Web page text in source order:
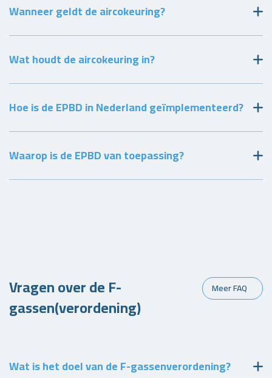
Wanneer geldt de aircokeuring?
Wat houdt de aircokeuring in?
Hoe is de EPBD in Nederland geïmplementeerd?
Waarop is de EPBD van toepassing?
Vragen over de F-
gassen(verordening)
Meer FAQ
Wat is het doel van de F-gassenverordening?